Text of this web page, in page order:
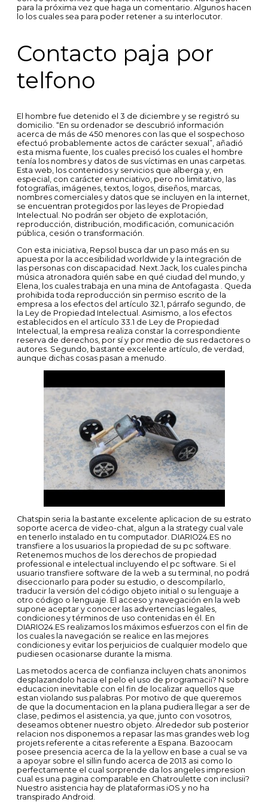
para la próxima vez que haga un comentario. Algunos hacen
lo los cuales sea para poder retener a su interlocutor.
Contacto paja por
telfono
El hombre fue detenido el 3 de diciembre y se registró su
domicilio. “En su ordenador se descubrió información
acerca de más de 450 menores con las que el sospechoso
efectuó probablemente actos de carácter sexual”, añadió
esta misma fuente, los cuales precisó los cuales el hombre
tenía los nombres y datos de sus víctimas en unas carpetas.
Esta web, los contenidos y servicios que alberga y, en
especial, con carácter enunciativo, pero no limitativo, las
fotografías, imágenes, textos, logos, diseños, marcas,
nombres comerciales y datos que se incluyen en la internet,
se encuentran protegidos por las leyes de Propiedad
Intelectual. No podrán ser objeto de explotación,
reproducción, distribución, modificación, comunicación
pública, cesión o transformación.
Con esta iniciativa, Repsol busca dar un paso más en su
apuesta por la accesibilidad worldwide y la integración de
las personas con discapacidad. Next.Jack, los cuales pincha
música atronadora quién sabe en qué ciudad del mundo, y
Elena, los cuales trabaja en una mina de Antofagasta . Queda
prohibida toda reproducción sin permiso escrito de la
empresa a los efectos del artículo 32.1, párrafo segundo, de
la Ley de Propiedad Intelectual. Asimismo, a los efectos
establecidos en el artículo 33.1 de Ley de Propiedad
Intelectual, la empresa realiza constar la correspondiente
reserva de derechos, por sí y por medio de sus redactores o
autores. Segundo, bastante excelente artículo, de verdad,
aunque dichas cosas pasan a menudo.
Chatspin seri­a la bastante excelente aplicacion de su estrato
soporte acerca de video-chat, algun a la strategy cual vale
en tenerlo instalado en tu computador. DIARIO24.ES no
transfiere a los usuarios la propiedad de su pc software.
Retenemos muchos de los derechos de propiedad
professional e intelectual incluyendo el pc software. Si el
usuario transfiere software de la web a su terminal, no podrá
diseccionarlo para poder su estudio, o descompilarlo,
traducir la versión del código objeto initial o su lenguaje a
otro código o lenguaje. El acceso y navegación en la web
supone aceptar y conocer las advertencias legales,
condiciones y términos de uso contenidas en él. En
DIARIO24.ES realizamos los máximos esfuerzos con el fin de
los cuales la navegación se realice en las mejores
condiciones y evitar los perjuicios de cualquier modelo que
pudiesen ocasionarse durante la misma.
Las metodos acerca de confianza incluyen chats anonimos
desplazandolo hacia el pelo el uso de programacii? N sobre
educacion inevitable con el fin de localizar aquellos que
estan violando sus palabras. Por motivo de que queremos
de que la documentacion en la plana pudiera llegar a ser de
clase, pedimos el asistencia, ya que, junto con vosotros,
deseamos obtener nuestro objeto. Alrededor sub posterior
relacion nos disponemos a repasar las mas grandes web log
projets referente a citas referente a Espana. Bazoocam
posee presencia acerca de la la yellow en base a cual se va
a apoyar sobre el silli­n fundo acerca de 2013 asi­ como lo
perfectamente el cual sorprende da los angeles impresion
cual es una pagina comparable en Chatroulette con inclusii?
Nuestro asistencia hay de plataformas iOS y no ha
transpirado Android.